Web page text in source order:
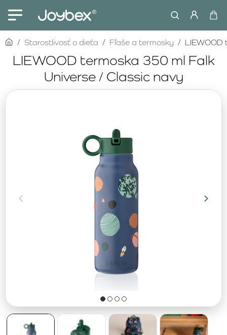
LIEWOOD termoska 350 ml Falk
Universe / Classic navy
homeStarostlivosť o dieťa Fľaše a termosky LIEWOOD